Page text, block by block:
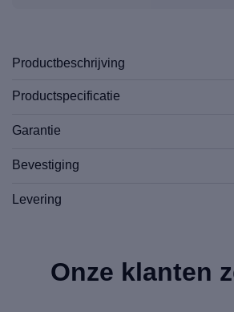
Productbeschrijving
Productspecificatie
Garantie
Bevestiging
Levering
Onze klanten